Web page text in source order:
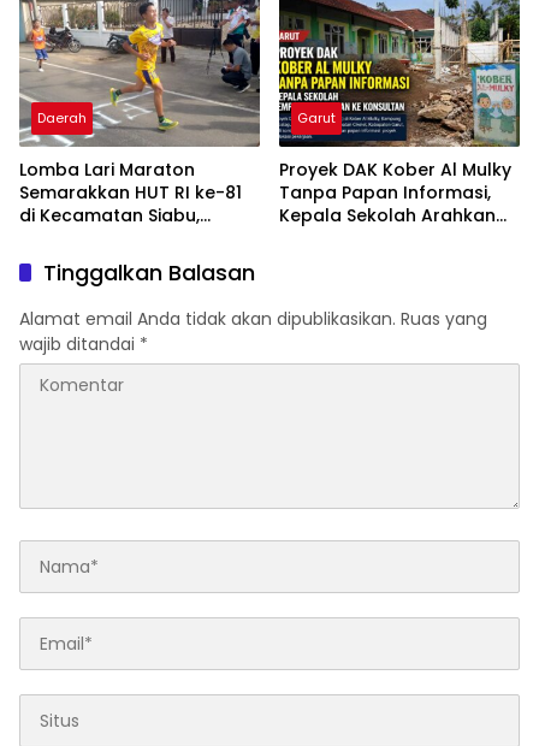
Daerah
Lomba Lari Maraton
Semarakkan HUT RI ke-81
di Kecamatan Siabu,
Garut
Proyek DAK Kober Al Mulky
Tanpa Papan Informasi,
Kepala Sekolah Arahkan
Tinggalkan Balasan
Alamat email Anda tidak akan dipublikasikan. Ruas yang
wajib ditandai *